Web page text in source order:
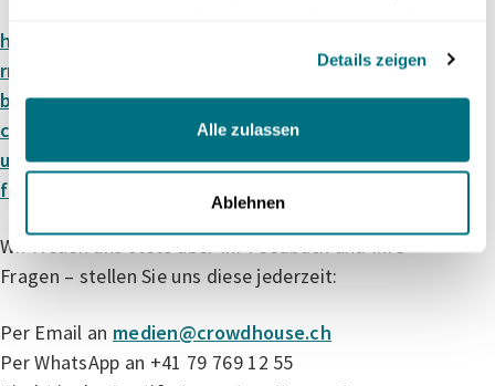
Details zeigen
Alle zulassen
Ablehnen
https://economictimes.indiatimes.com/news/inte
rnational/us/fed-quietly-pumps-13-5-billion-into-
banks-second-biggest-liquidity-blast-since-
covid-federal-reserve-qt-ends-bitcoin-price-btc-
usd-crypto-impact/articleshow/125718274.cms?
from=mdr
Wir freuen uns stets über Ihr Feedback und Ihre
Fragen – stellen Sie uns diese jederzeit:
Per Email an medien@crowdhouse.ch
Per WhatsApp an +41 79 769 12 55